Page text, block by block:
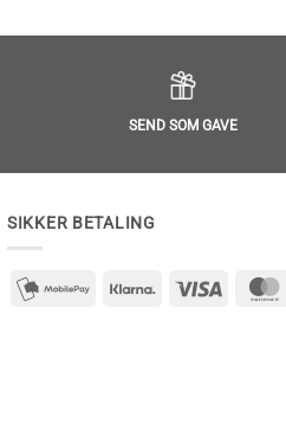
SEND SOM GAVE
SIKKER BETALING
mobilepay2Klarna Visa